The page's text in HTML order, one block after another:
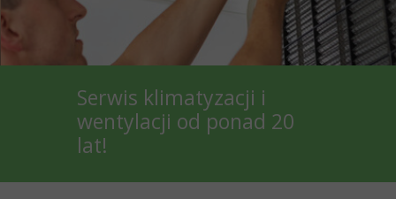
Serwis klimatyzacji i
wentylacji od ponad 20
lat!